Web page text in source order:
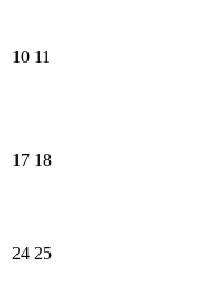
10 11
17 18
24 25